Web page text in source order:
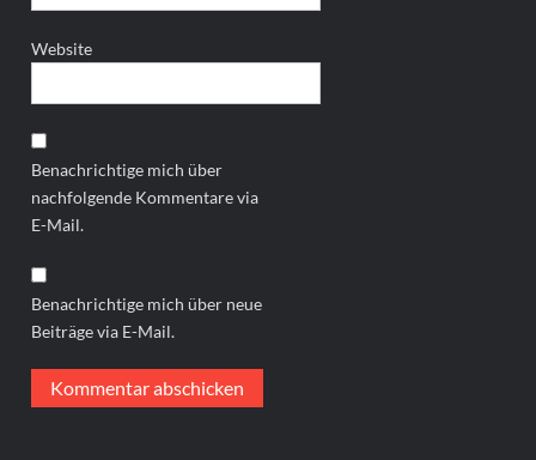
Website
Benachrichtige mich über
nachfolgende Kommentare via
E-Mail.
Benachrichtige mich über neue
Beiträge via E-Mail.